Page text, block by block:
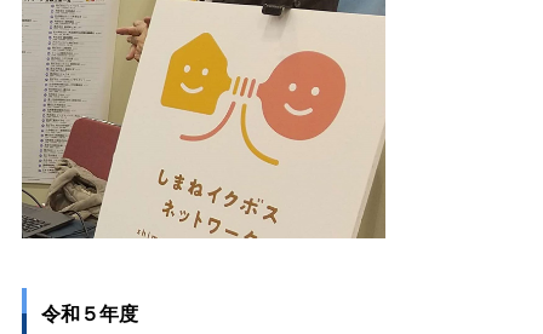
令和５年度